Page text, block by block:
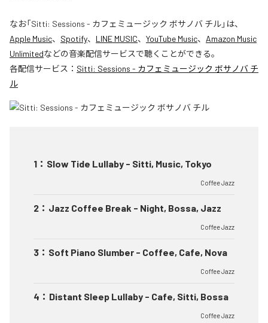
なお「Sitti: Sessions - カフェミュージック ボサノバ チル」は、
Apple Music、 Spotify、 LINE MUSIC、 YouTube Music、 Amazon Music
Unlimitedなどの音楽配信サービスで聴くことができる。
各配信サービス： Sitti: Sessions - カフェミュージック ボサノバ チ
ル
1 ： Slow Tide Lullaby - Sitti, Music, Tokyo
Coffee Jazz
2 ： Jazz Coffee Break - Night, Bossa, Jazz
Coffee Jazz
3 ： Soft Piano Slumber - Coffee, Cafe, Nova
Coffee Jazz
4 ： Distant Sleep Lullaby - Cafe, Sitti, Bossa
Coffee Jazz